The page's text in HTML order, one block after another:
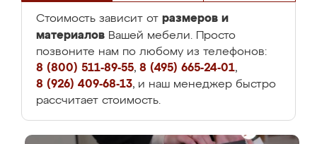
Стоимость зависит от размеров и
материалов Вашей мебели. Просто
позвоните нам по любому из телефонов:
8 (800) 511-89-55, 8 (495) 665-24-01,
8 (926) 409-68-13, и наш менеджер быстро
рассчитает стоимость.